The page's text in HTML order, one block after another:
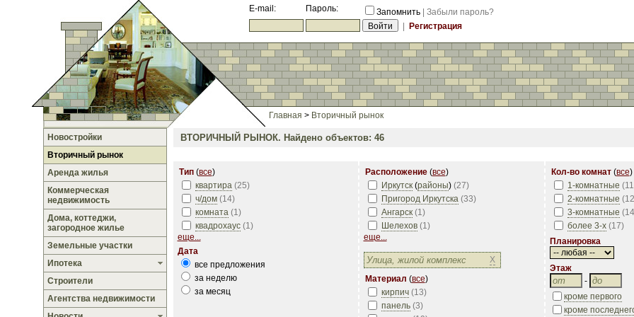
E-mail: Пароль: Запомнить
Забыли пароль?
Регистрация
Главная > Вторичный рынок
Новостройки
Вторичный рынок
Аренда жилья
Коммерческая
недвижимость
Дома, коттеджи,
загородное жилье
Земельные участки
Ипотека
Строители
Агентства недвижимости
ВТОРИЧНЫЙ РЫНОК. Найдено объектов: 46
Тип(все)
квартира (25)
ч/дом (14)
комната (1)
квадрохаус (1)
еще...
Дата
все предложения
за неделю
за месяц
Расположение(все)
Иркутск (районы) (27)
Пригород Иркутска (33)
Ангарск (1)
Шелехов (1)
еще...
X
Материал (все)
кирпич (13)
панель (3)
Кол-во комнат(все)
1-комнатные (11
2-комнатные (12
3-комнатные (14
более 3-х (17)
Планировка
Этаж
-
кроме первого
кроме